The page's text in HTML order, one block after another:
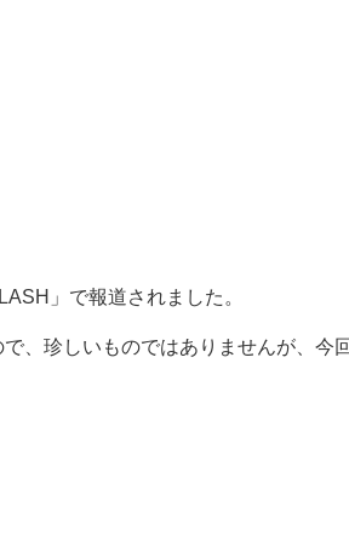
」で報道されました。
、珍しいものではありませんが、今